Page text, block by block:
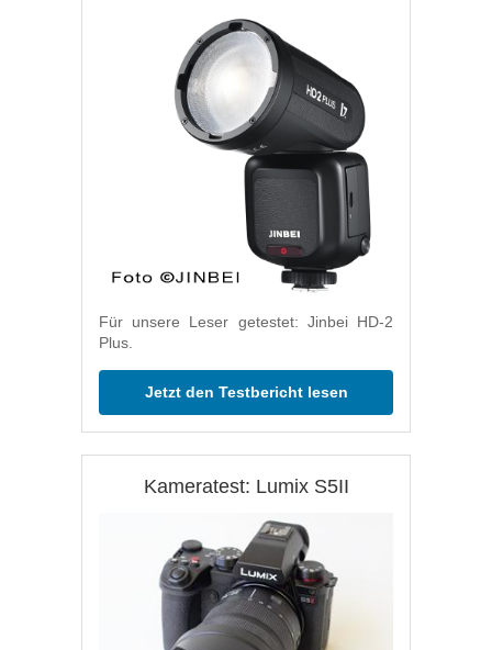
Für unsere Leser getestet: Jinbei HD-2
Plus.
Jetzt den Testbericht lesen
Kameratest: Lumix S5II